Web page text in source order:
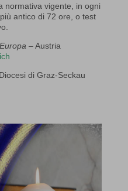
normativa vigente, in ogni
antico di 72 ore, o test
– Austria
di Graz-Seckau